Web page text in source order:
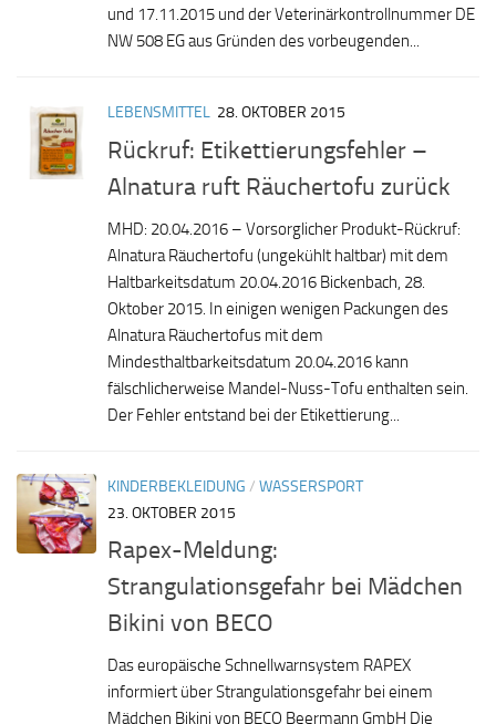
und 17.11.2015 und der Veterinärkontrollnummer DE
NW 508 EG aus Gründen des vorbeugenden...
LEBENSMITTEL 28. OKTOBER 2015
Rückruf: Etikettierungsfehler –
Alnatura ruft Räuchertofu zurück
MHD: 20.04.2016 – Vorsorglicher Produkt-Rückruf:
Alnatura Räuchertofu (ungekühlt haltbar) mit dem
Haltbarkeitsdatum 20.04.2016 Bickenbach, 28.
Oktober 2015. In einigen wenigen Packungen des
Alnatura Räucher­tofus mit dem
Mindesthaltbarkeitsdatum 20.04.2016 kann
fälschlicher­weise Mandel-Nuss-Tofu enthalten sein.
Der Fehler entstand bei der Etikettierung...
KINDERBEKLEIDUNG / WASSERSPORT
23. OKTOBER 2015
Rapex-Meldung:
Strangulationsgefahr bei Mädchen
Bikini von BECO
Das europäische Schnellwarnsystem RAPEX
informiert über Strangulationsgefahr bei einem
Mädchen Bikini von BECO Beermann GmbH Die